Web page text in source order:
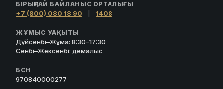
БІРЫҢҒАЙ БАЙЛАНЫС ОРТАЛЫҒЫ
+7 (800) 080 18 90 1408
ЖҰМЫС УАҚЫТЫ
Дүйсенбі–Жұма: 8:30–17:30
Сенбі–Жексенбі: демалыс
БСН
970840000277